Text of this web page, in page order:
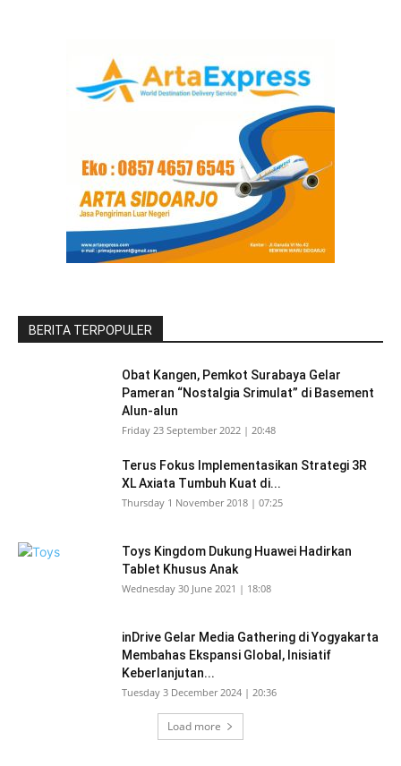
BERITA TERPOPULER
Obat Kangen, Pemkot Surabaya Gelar
Pameran “Nostalgia Srimulat” di Basement
Alun-alun
Friday 23 September 2022 | 20:48
Terus Fokus Implementasikan Strategi 3R
XL Axiata Tumbuh Kuat di...
Thursday 1 November 2018 | 07:25
Toys Kingdom Dukung Huawei Hadirkan
Tablet Khusus Anak
Wednesday 30 June 2021 | 18:08
inDrive Gelar Media Gathering di Yogyakarta
Membahas Ekspansi Global, Inisiatif
Keberlanjutan...
Tuesday 3 December 2024 | 20:36
Load more